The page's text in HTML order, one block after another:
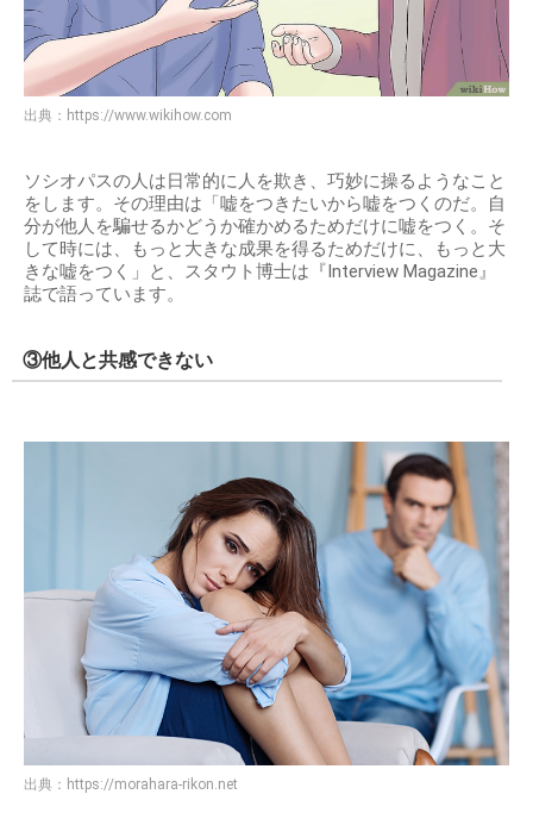
出典： https://www.wikihow.com
ソシオパスの人は日常的に人を欺き、巧妙に操るようなこと
をします。その理由は「嘘をつきたいから嘘をつくのだ。自
分が他人を騙せるかどうか確かめるためだけに嘘をつく。そ
して時には、もっと大きな成果を得るためだけに、もっと大
きな嘘をつく」と、スタウト博士は『Interview Magazine』
誌で語っています。
③他人と共感できない
出典： https://morahara-rikon.net